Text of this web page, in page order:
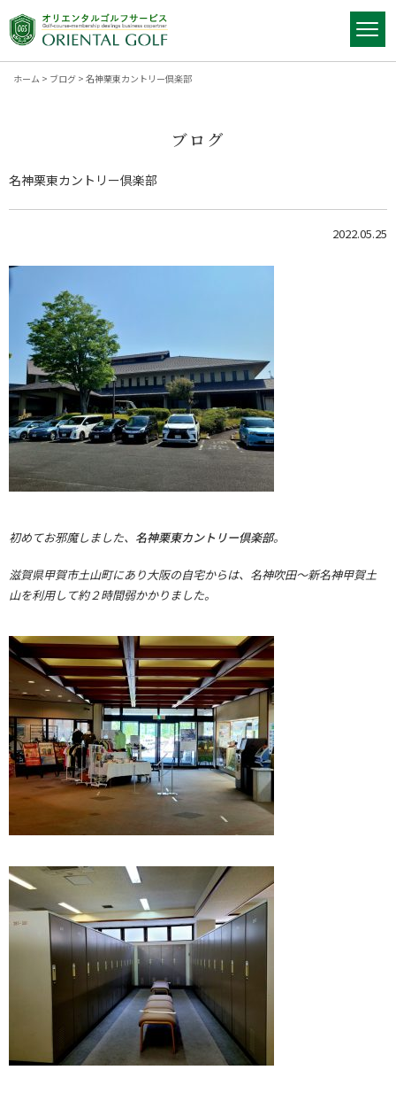
ホーム > ブログ > 名神栗東カントリー倶楽部
ブログ
名神栗東カントリー倶楽部
2022.05.25
初めてお邪魔しました、 名神栗東カントリー倶楽部。
滋賀県甲賀市土山町にあり大阪の自宅からは、 名神吹田～新名神甲賀土
山を利用して約２時間弱かかりました。